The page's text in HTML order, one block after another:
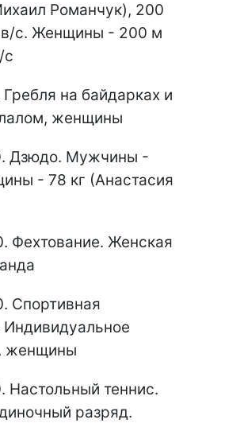
Романчук), 200
с. Женщины - 200 м
с
на байдарках и
женщины
Дзюдо. Мужчины -
- 78 кг (Анастасия
Фехтование. Женская
Спортивная
Индивидуальное
женщины
Настольный теннис.
разряд.